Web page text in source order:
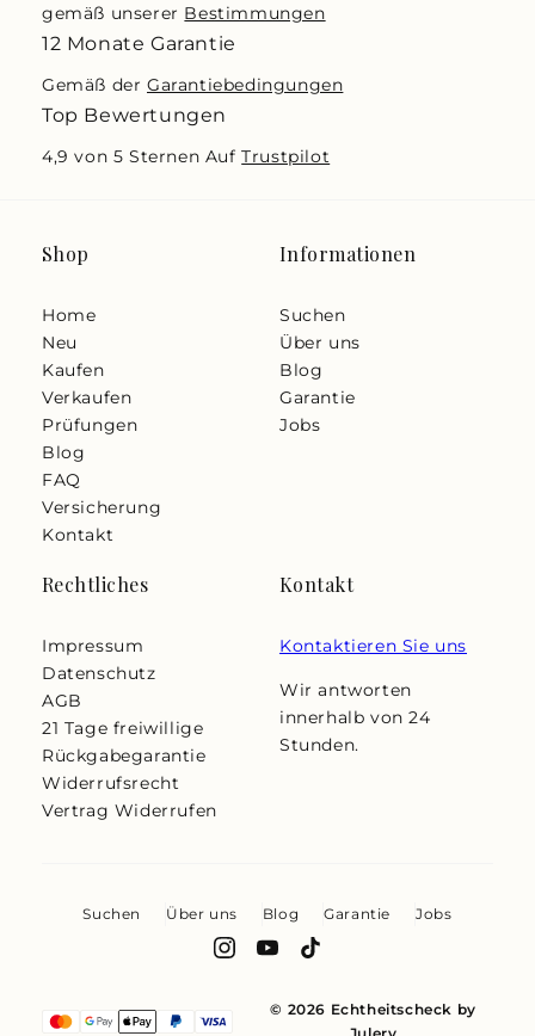
gemäß unserer Bestimmungen
12 Monate Garantie
Gemäß der Garantiebedingungen
Top Bewertungen
4,9 von 5 Sternen AufTrustpilot
Shop
Home
Neu
Kaufen
Verkaufen
Prüfungen
Blog
FAQ
Versicherung
Kontakt
Informationen
Suchen
Über uns
Blog
Garantie
Jobs
Rechtliches
Impressum
Datenschutz
AGB
21 Tage freiwillige
Rückgabegarantie
Widerrufsrecht
Vertrag Widerrufen
Kontakt
Kontaktieren Sie uns
Wir antworten
innerhalb von 24
Stunden.
Suchen Über uns Blog Garantie Jobs
© 2026 Echtheitscheck by